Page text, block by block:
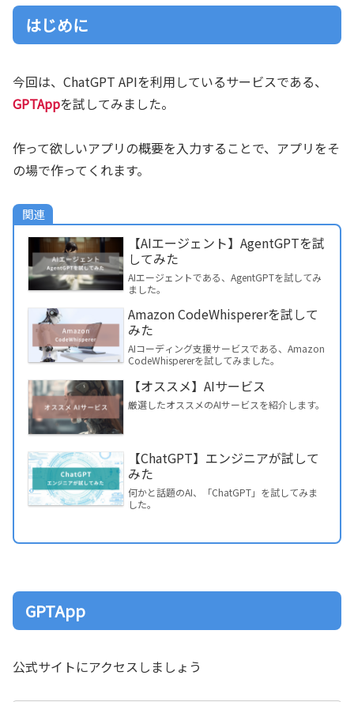
はじめに
今回は、ChatGPT APIを利用しているサービスである、
GPTAppを試してみました。
作って欲しいアプリの概要を入力することで、アプリをそ
の場で作ってくれます。
関連
【AIエージェント】AgentGPTを試
してみた
AIエージェントである、AgentGPTを試してみ
ました。
Amazon CodeWhispererを試して
みた
AIコーディング支援サービスである、Amazon
CodeWhispererを試してみました。
【オススメ】AIサービス
厳選したオススメのAIサービスを紹介します。
【ChatGPT】エンジニアが試して
みた
何かと話題のAI、「ChatGPT」を試してみま
した。
GPTApp
公式サイトにアクセスしましょう